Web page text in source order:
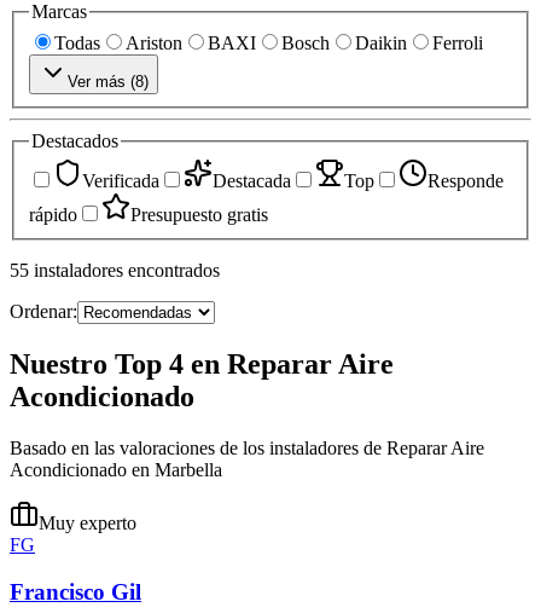
Marcas
Todas
Ariston BAXI Bosch Daikin Ferroli
Ver más (8)
Destacados
Verificada
Destacada Top
Responde
rápido
Presupuesto gratis
55 instaladores encontrados
Ordenar:
Nuestro Top 4 en Reparar Aire
Acondicionado
Basado en las valoraciones de los instaladores de Reparar Aire
Acondicionado en Marbella
Muy experto
FG
Francisco Gil